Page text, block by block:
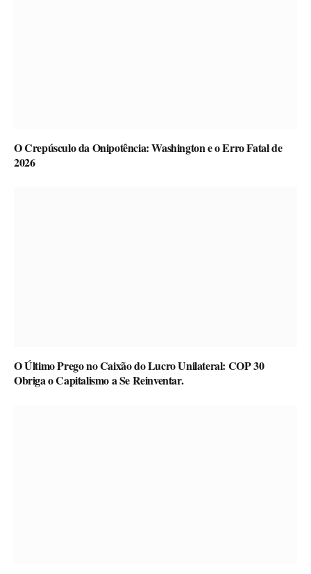
O Crepúsculo da Onipotência: Washington e o Erro Fatal de
2026
O Último Prego no Caixão do Lucro Unilateral: COP 30
Obriga o Capitalismo a Se Reinventar.